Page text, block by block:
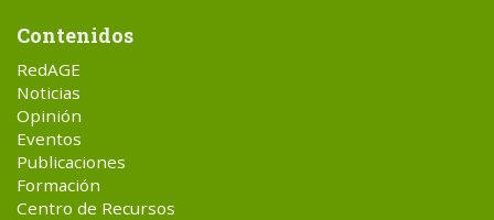
Contenidos
RedAGE
Noticias
Opinión
Eventos
Publicaciones
Formación
Centro de Recursos